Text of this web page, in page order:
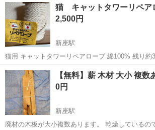
方はメーカーサイトへ。 外出に便利なドット柄がかわいいハーネスリ
ード。 首輪側と胴輪側が独...
埼玉 新座市 新座駅 その他 ハーネス
猫 キャットタワーリペ
2,500円
新座駅
猫用 キャットタワーリペアロープ 綿100% 残り
ってしまいました。ちなみに40cmのポールに12m
りの紐で作れるイカのおもちゃ付き。 結束バンドで止める為、バンド
はご自身でご用...
埼玉 新座市 新座駅 その他 ロープ
【無料】薪 木材 大小 複数
0円
新座駅
廃材の木板が大小複数あります。 乾燥しているの